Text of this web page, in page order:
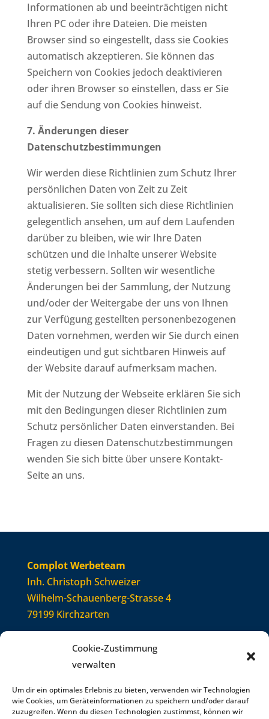
Cookie-Zustimmung
verwalten
Um dir ein optimales Erlebnis zu bieten, verwenden wir Technologien
wie Cookies, um Geräteinformationen zu speichern und/oder darauf
zuzugreifen. Wenn du diesen Technologien zustimmst, können wir
Informationen ab und beeinträchtigen nicht
Ihren PC oder ihre Dateien. Die meisten
Browser sind so eingestellt, dass sie Cookies
automatisch akzeptieren. Sie können das
Speichern von Cookies jedoch deaktivieren
oder ihren Browser so einstellen, dass er Sie
auf die Sendung von Cookies hinweist.
7. Änderungen dieser
Datenschutzbestimmungen
Wir werden diese Richtlinien zum Schutz Ihrer
persönlichen Daten von Zeit zu Zeit
aktualisieren. Sie sollten sich diese Richtlinien
gelegentlich ansehen, um auf dem Laufenden
darüber zu bleiben, wie wir Ihre Daten
schützen und die Inhalte unserer Website
stetig verbessern. Sollten wir wesentliche
Änderungen bei der Sammlung, der Nutzung
und/oder der Weitergabe der uns von Ihnen
zur Verfügung gestellten personenbezogenen
Daten vornehmen, werden wir Sie durch einen
eindeutigen und gut sichtbaren Hinweis auf
der Website darauf aufmerksam machen.
Mit der Nutzung der Webseite erklären Sie sich
mit den Bedingungen dieser Richtlinien zum
Schutz persönlicher Daten einverstanden. Bei
Fragen zu diesen Datenschutzbestimmungen
wenden Sie sich bitte über unsere Kontakt-
Seite an uns.
Complot Werbeteam
Inh. Christoph Schweizer
Wilhelm-Schauenberg-Strasse 4
79199 Kirchzarten
Telefon: +49 (0)7661 / 91119-0‬
Telefax: +49 (0)7661 / 91119-9‬
E-Mail:info@complot-werbeteam.de